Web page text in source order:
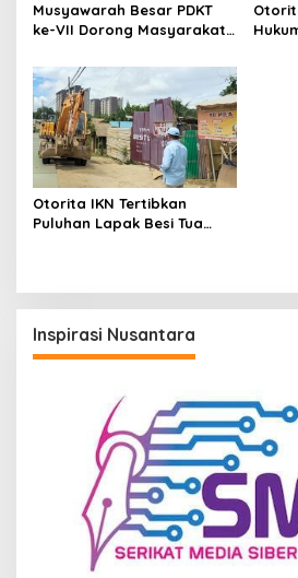
Musyawarah Besar PDKT
ke-VII Dorong Masyarakat
Pembangunan IKN
Otorita IKN Tertibkan
Puluhan Lapak Besi Tua
Inspirasi Nusantara